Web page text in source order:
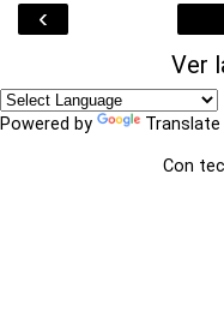
‹
Ver
Powered by Translate
Con